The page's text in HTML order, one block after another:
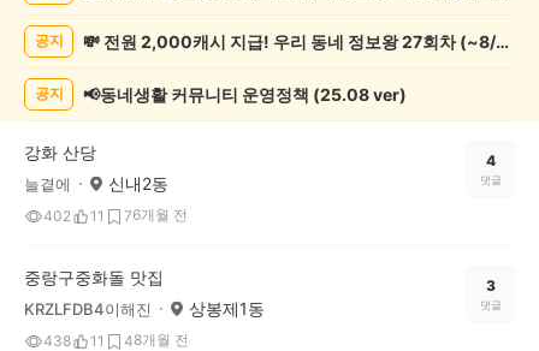
록
공지 💸 전원 2,000캐시 지급! 우리 동네 정보왕 27회차 (~8/10)
공지 📢동네생활 커뮤니티 운영정책 (25.08 ver)
강화 산당
늘곁에 신내2동
402 11 76개월 전
4
댓글
중랑구중화돌 맛집
KRZLFDB4이해진 상봉제1동
438 11 48개월 전
3
댓글